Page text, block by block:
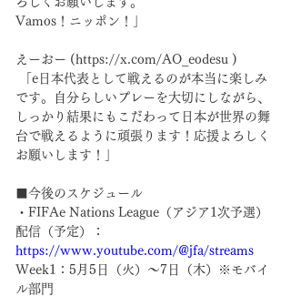
Vamos！ニッポン！」
えーおー (https://x.com/AO_eodesu )
です。自分らしいプレーを大切にしながら、
しっかり結果にもこだわって日本が世界の舞
台で戦えるように頑張ります！応援よろしく
お願いします！」
■今後のスケジュール
・FIFAe Nations League（アジア1次予選）
配信（予定）：
https://www.youtube.com/@jfa/streams
Week1：5月5日（火）～7日（木）※モバイ
ル部門